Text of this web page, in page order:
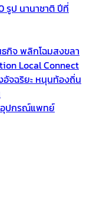
รูป นานาชาติ ปีที่
กิจ พลิกโฉมสงขลา
Local Connect
อัจฉริยะ หนุนท้องถิ่น
อุปกรณ์แพทย์